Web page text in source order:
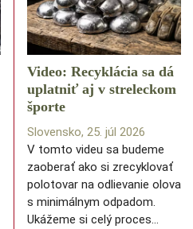
Video: Recyklácia sa dá
uplatniť aj v streleckom
športe
Slovensko, 25. júl 2026
V tomto videu sa budeme
zaoberať ako si zrecyklovať
polotovar na odlievanie olova
s minimálnym odpadom.
Ukážeme si celý proces…